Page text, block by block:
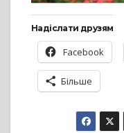
Надіслати друзям
Facebook
Більше